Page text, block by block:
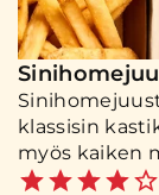
klassisin
myös kaiken